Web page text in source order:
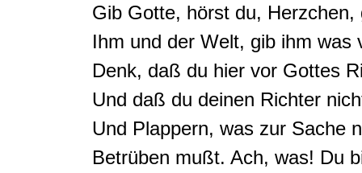
Gib Gotte, hörst du, Herzchen,
Ihm und der Welt, gib ihm was
Denk, daß du hier vor Gottes
Und daß du deinen Richter
Und Plappern, was zur Sache
Betrüben mußt. Ach, was! Du